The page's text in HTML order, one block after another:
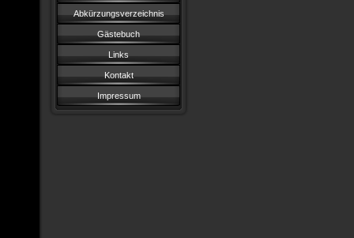
Abkürzungsverzeichnis
Gästebuch
Links
Kontakt
Impressum